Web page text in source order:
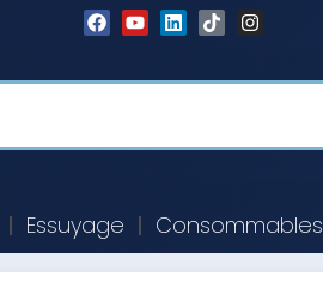
Essuyage Consommables